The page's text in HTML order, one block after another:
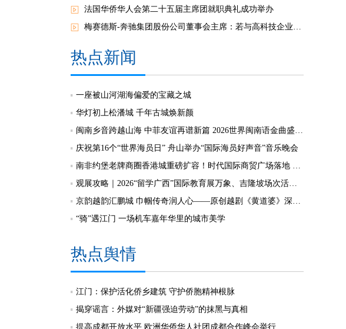
法国华侨华人会第二十五届主席团就职典礼成功举办
梅赛德斯-奔驰集团股份公司董事会主席：若与高科技企业合作，推荐来杭州
热点新闻
一座被山河湖海偏爱的宝藏之城
华灯初上松潘城 千年古城焕新颜
闽南乡音跨越山海 中菲友谊再谱新篇 2026世界闽南语金曲盛典全球启动仪式 在马尼拉隆重举行
庆祝第16个“世界海员日” 舟山举办“国际海员好声音”音乐晚会
南非约堡老牌商圈香港城重磅扩容！时代国际商贸广场落地 创新零批一体模式激活南共体跨境商贸 拉动南非本土就业！
观展攻略｜2026“留学广西”国际教育展万象、吉隆坡场次活动全指南
京韵越韵汇鹏城 巾帼传奇润人心——原创越剧《黄道婆》深圳专场演出圆满成功
“骑”遇江门 一场机车嘉年华里的城市美学
热点舆情
江门：保护活化侨乡建筑 守护侨胞精神根脉
揭穿谣言：外媒对“新疆强迫劳动”的抹黑与真相
提高成都开放水平 欧洲华侨华人社团成都合作峰会举行